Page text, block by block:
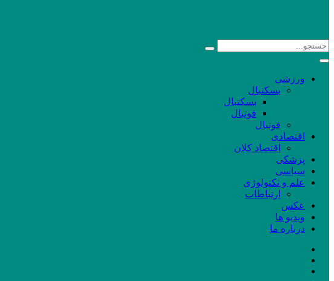
ورزشی
بسکتبال
بسکتبال
فوتبال
فوتبال
اقتصادی
اقتصاد کلان
پزشکی
سیاسی
علم و تکنولوژی
ارتباطات
عکس
ویدیو ها
درباره ما